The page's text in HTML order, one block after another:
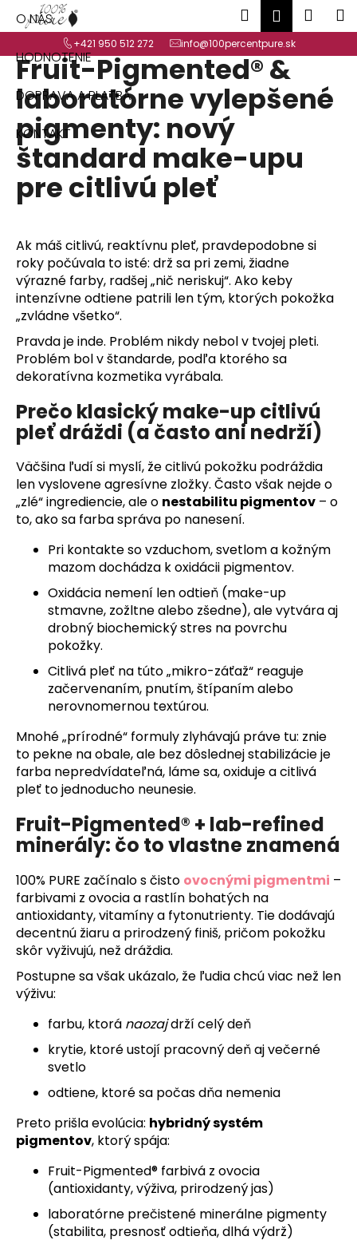
+421 950 512 272 info@100percentpure.sk
O NÁS
HODNOTENIE
DOPRAVA A PLATBA
KONTAKT
Hľadať
Fruit-Pigmented® &
laboratórne vylepšené
pigmenty: nový
štandard make-upu
pre citlivú pleť
Ak máš citlivú, reaktívnu pleť, pravdepodobne si
roky počúvala to isté: drž sa pri zemi, žiadne
výrazné farby, radšej „nič neriskuj“. Ako keby
intenzívne odtiene patrili len tým, ktorých pokožka
„zvládne všetko“.
Pravda je inde. Problém nikdy nebol v tvojej pleti.
Problém bol v štandarde, podľa ktorého sa
dekoratívna kozmetika vyrábala.
Prečo klasický make-up citlivú
pleť dráždi (a často ani nedrží)
Väčšina ľudí si myslí, že citlivú pokožku podráždia
len vyslovene agresívne zložky. Často však nejde o
„zlé“ ingrediencie, ale o nestabilitu pigmentov – o
to, ako sa farba správa po nanesení.
Pri kontakte so vzduchom, svetlom a kožným
mazom dochádza k oxidácii pigmentov.
Oxidácia nemení len odtieň (make-up
stmavne, zožltne alebo zšedne), ale vytvára aj
drobný biochemický stres na povrchu
pokožky.
Citlivá pleť na túto „mikro-záťaž“ reaguje
začervenaním, pnutím, štípaním alebo
nerovnomernou textúrou.
Mnohé „prírodné“ formuly zlyhávajú práve tu: znie
to pekne na obale, ale bez dôslednej stabilizácie je
farba nepredvídateľná, láme sa, oxiduje a citlivá
pleť to jednoducho neunesie.
Fruit-Pigmented® + lab-refined
minerály: čo to vlastne znamená
100% PURE začínalo s čisto ovocnými pigmentmi –
farbivami z ovocia a rastlín bohatých na
antioxidanty, vitamíny a fytonutrienty. Tie dodávajú
decentnú žiaru a prirodzený finiš, pričom pokožku
skôr vyživujú, než dráždia.
Postupne sa však ukázalo, že ľudia chcú viac než len
výživu:
farbu, ktorá naozajdrží celý deň
krytie, ktoré ustojí pracovný deň aj večerné
svetlo
odtiene, ktoré sa počas dňa nemenia
Preto prišla evolúcia: hybridný systém
pigmentov, ktorý spája:
Fruit-Pigmented® farbivá z ovocia
(antioxidanty, výživa, prirodzený jas)
laboratórne prečistené minerálne pigmenty
(stabilita, presnosť odtieňa, dlhá výdrž)
o
š Späť
Späť
Č
o
p
o
t
r
e
u
j
e
t
e
n
á
j
s
ť
?
HĽADAŤ
a
m
e